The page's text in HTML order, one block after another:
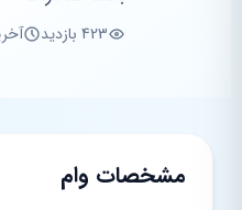
423 بازدید
مشخصات وام